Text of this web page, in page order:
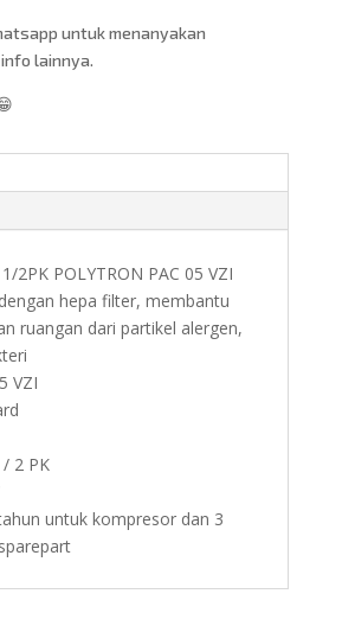
untuk menanyakan
lainnya.
2PK POLYTRON PAC 05 VZI
hepa filter, membantu
ruangan dari partikel alergen,
VZI
2 PK
untuk kompresor dan 3